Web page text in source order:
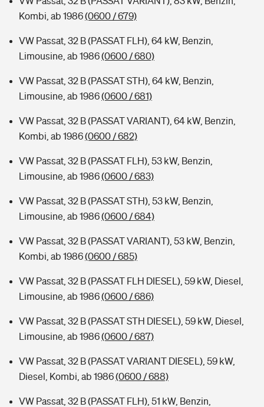
Kombi, ab 1986(0600 / 679)
VW Passat, 32 B (PASSAT FLH), 64 kW, Benzin,
Limousine, ab 1986(0600 / 680)
VW Passat, 32 B (PASSAT STH), 64 kW, Benzin,
Limousine, ab 1986(0600 / 681)
VW Passat, 32 B (PASSAT VARIANT), 64 kW, Benzin,
Kombi, ab 1986(0600 / 682)
VW Passat, 32 B (PASSAT FLH), 53 kW, Benzin,
Limousine, ab 1986(0600 / 683)
VW Passat, 32 B (PASSAT STH), 53 kW, Benzin,
Limousine, ab 1986(0600 / 684)
VW Passat, 32 B (PASSAT VARIANT), 53 kW, Benzin,
Kombi, ab 1986(0600 / 685)
VW Passat, 32 B (PASSAT FLH DIESEL), 59 kW, Diesel,
Limousine, ab 1986(0600 / 686)
VW Passat, 32 B (PASSAT STH DIESEL), 59 kW, Diesel,
Limousine, ab 1986(0600 / 687)
VW Passat, 32 B (PASSAT VARIANT DIESEL), 59 kW,
Diesel, Kombi, ab 1986(0600 / 688)
VW Passat, 32 B (PASSAT FLH), 51 kW, Benzin,